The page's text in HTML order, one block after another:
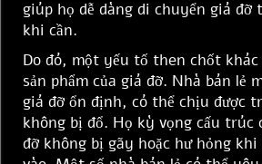
giúp họ dễ dàng di chuyển giá đỡ
khi cần.
Do đó, một yếu tố then chốt
sản phẩm của giá đỡ. Nhà bán lẻ
giá đỡ ổn định, có thể chịu được
không bị đổ. Họ kỳ vọng cấu trúc
đỡ không bị gãy hoặc hư hỏng